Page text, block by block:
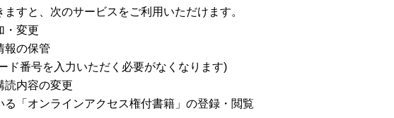
すと、次のサービスをご利用いただけます。
・変更
報の保管
ド番号を入力いただく必要がなくなります)
読内容の変更
る「オンラインアクセス権付書籍」の登録・閲覧